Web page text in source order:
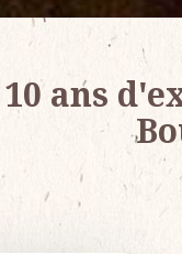
10 ans